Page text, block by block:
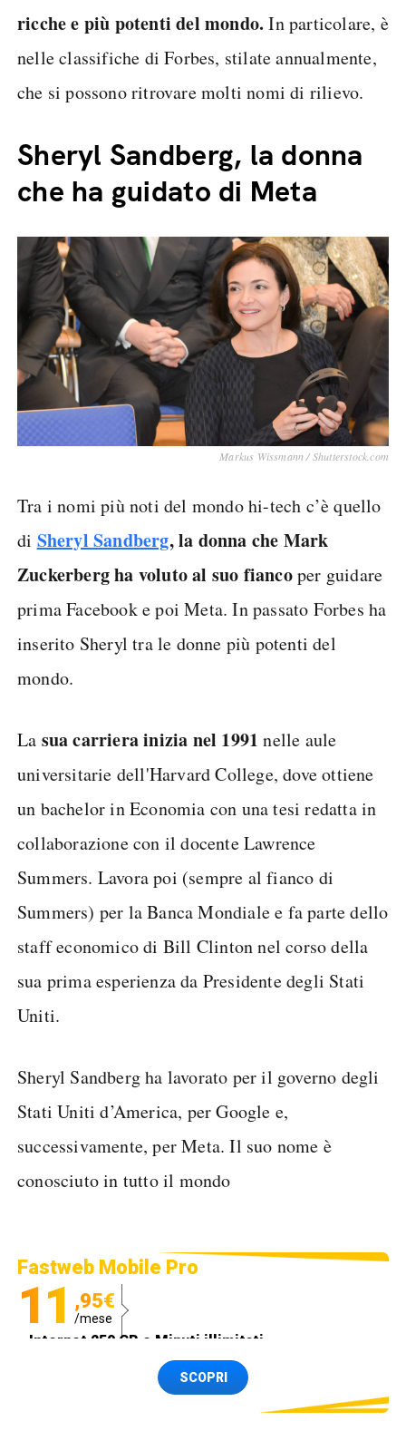
ricche e più potenti del mondo. In particolare, è
nelle classifiche di Forbes, stilate annualmente,
che si possono ritrovare molti nomi di rilievo.
Sheryl Sandberg, la donna
che ha guidato di Meta
Markus Wissmann / Shutterstock.com
Tra i nomi più noti del mondo hi-tech c’è quello
di Sheryl Sandberg, la donna che Mark
Zuckerberg ha voluto al suo fiancoper guidare
prima Facebook e poi Meta. In passato Forbes ha
inserito Sheryl tra le donne più potenti del
mondo.
La sua carriera inizia nel 1991 nelle aule
universitarie dell'Harvard College, dove ottiene
un bachelor in Economia con una tesi redatta in
collaborazione con il docente Lawrence
Summers. Lavora poi (sempre al fianco di
Summers) per la Banca Mondiale e fa parte dello
staff economico di Bill Clinton nel corso della
sua prima esperienza da Presidente degli Stati
Uniti.
Sheryl Sandberg ha lavorato per il governo degli
Stati Uniti d’America, per Google e,
successivamente, per Meta. Il suo nome è
conosciuto in tutto il mondo
Fastweb Mobile Pro
11 ,95€
/mese
Internet 250 GB e Minuti illimitati
Spedizione SIM GRATISSCOPRI